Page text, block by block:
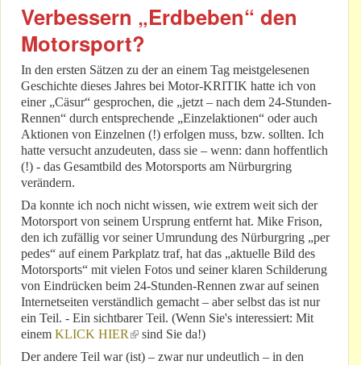
Verbessern „Erdbeben“ den
Motorsport?
In den ersten Sätzen zu der an einem Tag meistgelesenen
Geschichte dieses Jahres bei Motor-KRITIK hatte ich von
einer „Cäsur“ gesprochen, die „jetzt – nach dem 24-Stunden-
Rennen“ durch entsprechende „Einzelaktionen“ oder auch
Aktionen von Einzelnen (!) erfolgen muss, bzw. sollten. Ich
hatte versucht anzudeuten, dass sie – wenn: dann hoffentlich
(!) - das Gesamtbild des Motorsports am Nürburgring
verändern.
Da konnte ich noch nicht wissen, wie extrem weit sich der
Motorsport von seinem Ursprung entfernt hat. Mike Frison,
den ich zufällig vor seiner Umrundung des Nürburgring „per
pedes“ auf einem Parkplatz traf, hat das „aktuelle Bild des
Motorsports“ mit vielen Fotos und seiner klaren Schilderung
von Eindrücken beim 24-Stunden-Rennen zwar auf seinen
Internetseiten verständlich gemacht – aber selbst das ist nur
ein Teil. - Ein sichtbarer Teil. (Wenn Sie's interessiert: Mit
einem KLICK HIER (link is external)
sind Sie da!)
Der andere Teil war (ist) – zwar nur undeutlich – in den